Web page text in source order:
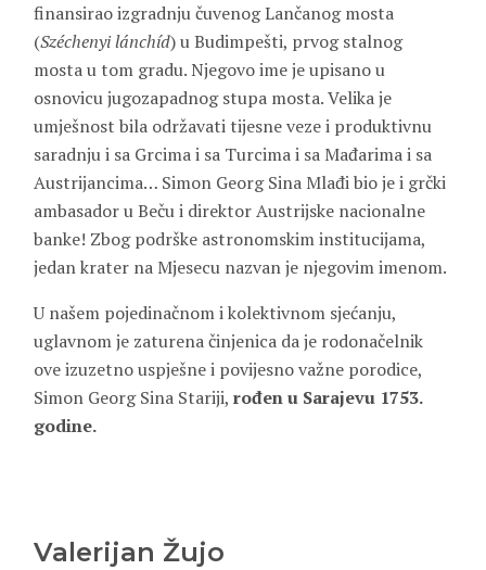
finansirao izgradnju čuvenog Lančanog mosta
(Széchenyi lánchíd) u Budimpešti, prvog stalnog
mosta u tom gradu. Njegovo ime je upisano u
osnovicu jugozapadnog stupa mosta. Velika je
umješnost bila održavati tijesne veze i produktivnu
saradnju i sa Grcima i sa Turcima i sa Mađarima i sa
Austrijancima… Simon Georg Sina Mlađi bio je i grčki
ambasador u Beču i direktor Austrijske nacionalne
banke! Zbog podrške astronomskim institucijama,
jedan krater na Mjesecu nazvan je njegovim imenom.
U našem pojedinačnom i kolektivnom sjećanju,
uglavnom je zaturena činjenica da je rodonačelnik
ove izuzetno uspješne i povijesno važne porodice,
Simon Georg Sina Stariji, rođen u Sarajevu 1753.
godine.
Valerijan Žujo